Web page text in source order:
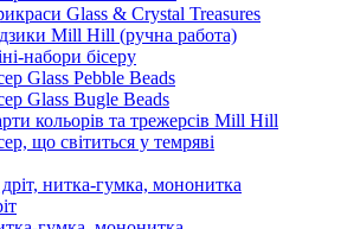
Glass & Crystal Treasures
Mill Hill (ручна работа)
набори бісеру
Glass Pebble Beads
Glass Bugle Beads
кольорів та трежерсів Mill Hill
що світиться у темряві
нитка-гумка, мононитка